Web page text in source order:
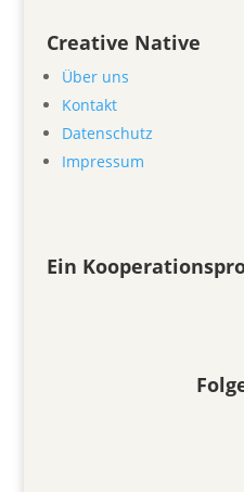
Creative Native
Über uns
Kontakt
Datenschutz
Impressum
Ein